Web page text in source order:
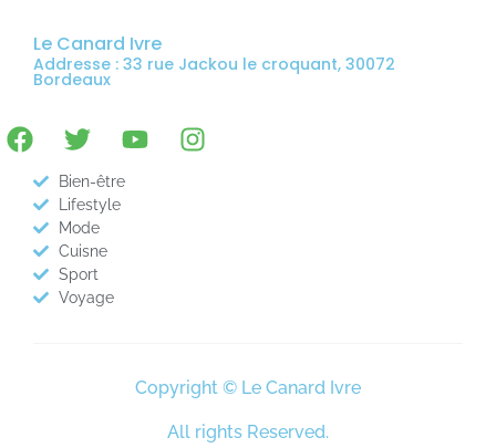
Le Canard Ivre
Addresse : 33 rue Jackou le croquant, 30072
Bordeaux
Bien-être
Lifestyle
Mode
Cuisne
Sport
Voyage
Copyright © Le Canard Ivre
All rights Reserved.